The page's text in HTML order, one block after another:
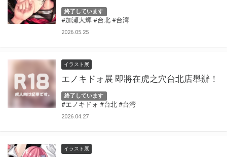
終了しています
#加瀬大輝 #台北 #台湾
2026.05.25
イラスト展
エノキドォ展 即將在虎之穴台北店舉辦！
終了しています
#エノキドォ #台北 #台湾
2026.04.27
イラスト展